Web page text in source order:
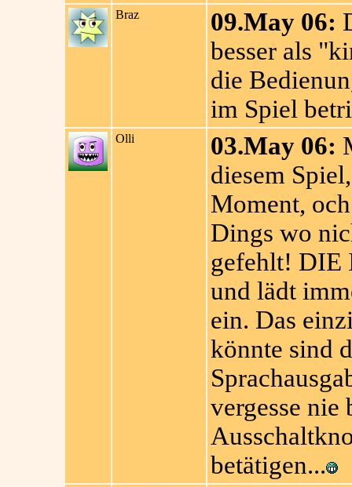
Braz 09.May 06:
besser als
die
im Spiel
Olli 03.May 06:
diesem
Moment,
Dings wo
gefehlt! DIE
und lädt
ein. Das
könnte sind
vergesse nie
betätigen...